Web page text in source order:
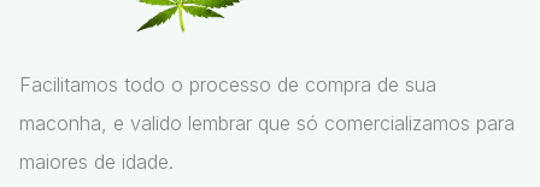
Facilitamos todo o processo de compra de sua
maconha, e valido lembrar que só comercializamos para
maiores de idade.